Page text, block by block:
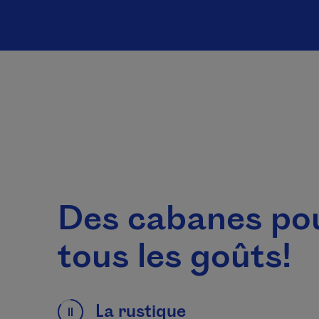
Des cabanes
tous les goûts!
Cette liste défile automatiquement. Vous pouvez
La rustique